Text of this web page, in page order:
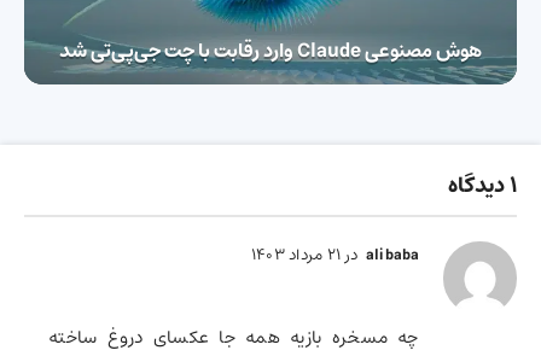
هوش مصنوعی Claude وارد رقابت با چت جی‌پی‌تی شد
1 دیدگاه
ali baba در 21 مرداد 1403
چه مسخره بازیه همه جا عکسای دروغ ساخته